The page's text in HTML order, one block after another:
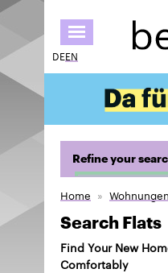
DEEN
Refine your
Home Wohnungen
Search Flats
Find Your New
Comfortably